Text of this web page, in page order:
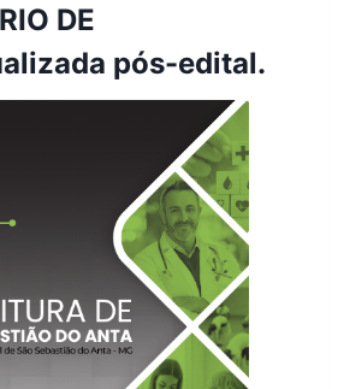
DE
pós-edital.